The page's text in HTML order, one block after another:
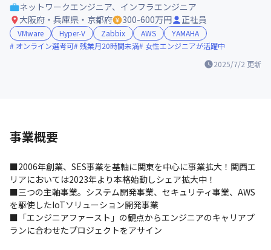
2025/7/2 更新
ネットワークエンジニア、インフラエンジニア
大阪府・兵庫県・京都府
300-600万円 正社員
VMware Hyper-V Zabbix AWS
YAMAHA
オンライン選考可 残業月20時間未満 女性エンジニアが活躍中
事業概要
■2006年創業、SES事業を基軸に関東を中心に事業拡大！関西エ
リアにおいては2023年より本格始動しシェア拡大中！
■三つの主軸事業。システム開発事業、セキュリティ事業、AWS
を駆使したIoTソリューション開発事業
■「エンジニアファースト」の観点からエンジニアのキャリアプ
ランに合わせたプロジェクトをアサイン